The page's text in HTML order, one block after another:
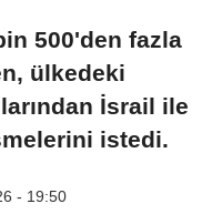
500'den fazla
ülkedeki
İsrail ile
istedi.
- 19:50